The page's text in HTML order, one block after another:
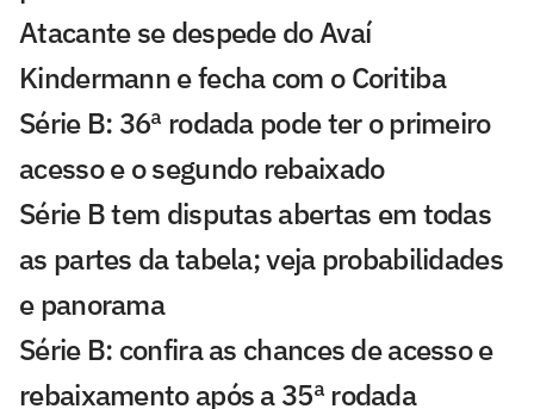
Atacante se despede do Avaí
Kindermann e fecha com o Coritiba
Série B: 36ª rodada pode ter o primeiro
acesso e o segundo rebaixado
Série B tem disputas abertas em todas
as partes da tabela; veja probabilidades
e panorama
Série B: confira as chances de acesso e
rebaixamento após a 35ª rodada